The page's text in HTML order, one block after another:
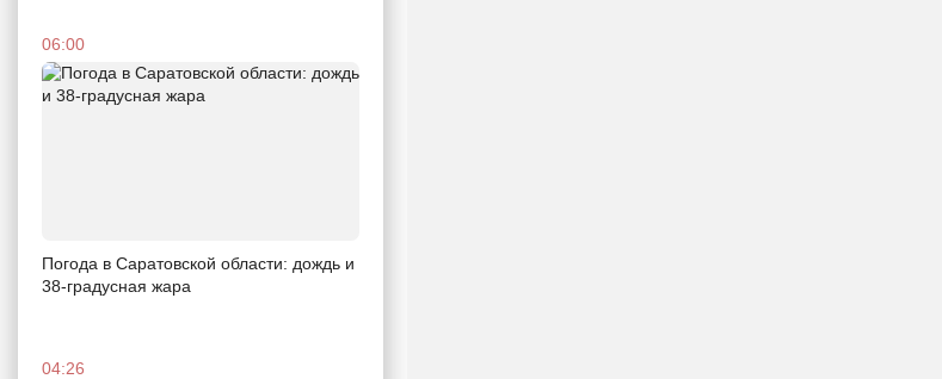
06:00
Погода в Саратовской области: дождь и
38-градусная жара
04:26